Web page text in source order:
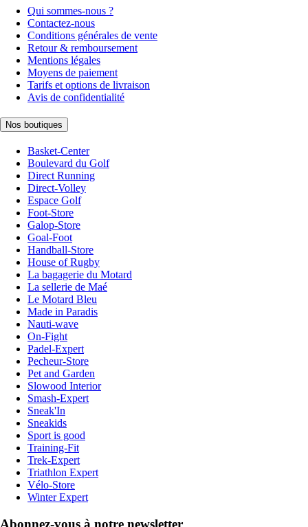
Qui sommes-nous ?
Contactez-nous
Conditions générales de vente
Retour & remboursement
Mentions légales
Moyens de paiement
Tarifs et options de livraison
Avis de confidentialité
Nos boutiques
Basket-Center
Boulevard du Golf
Direct Running
Direct-Volley
Espace Golf
Foot-Store
Galop-Store
Goal-Foot
Handball-Store
House of Rugby
La bagagerie du Motard
La sellerie de Maé
Le Motard Bleu
Made in Paradis
Nauti-wave
On-Fight
Padel-Expert
Pecheur-Store
Pet and Garden
Slowood Interior
Smash-Expert
Sneak'In
Sneakids
Sport is good
Training-Fit
Trek-Expert
Triathlon Expert
Vélo-Store
Winter Expert
Abonnez-vous à notre newsletter